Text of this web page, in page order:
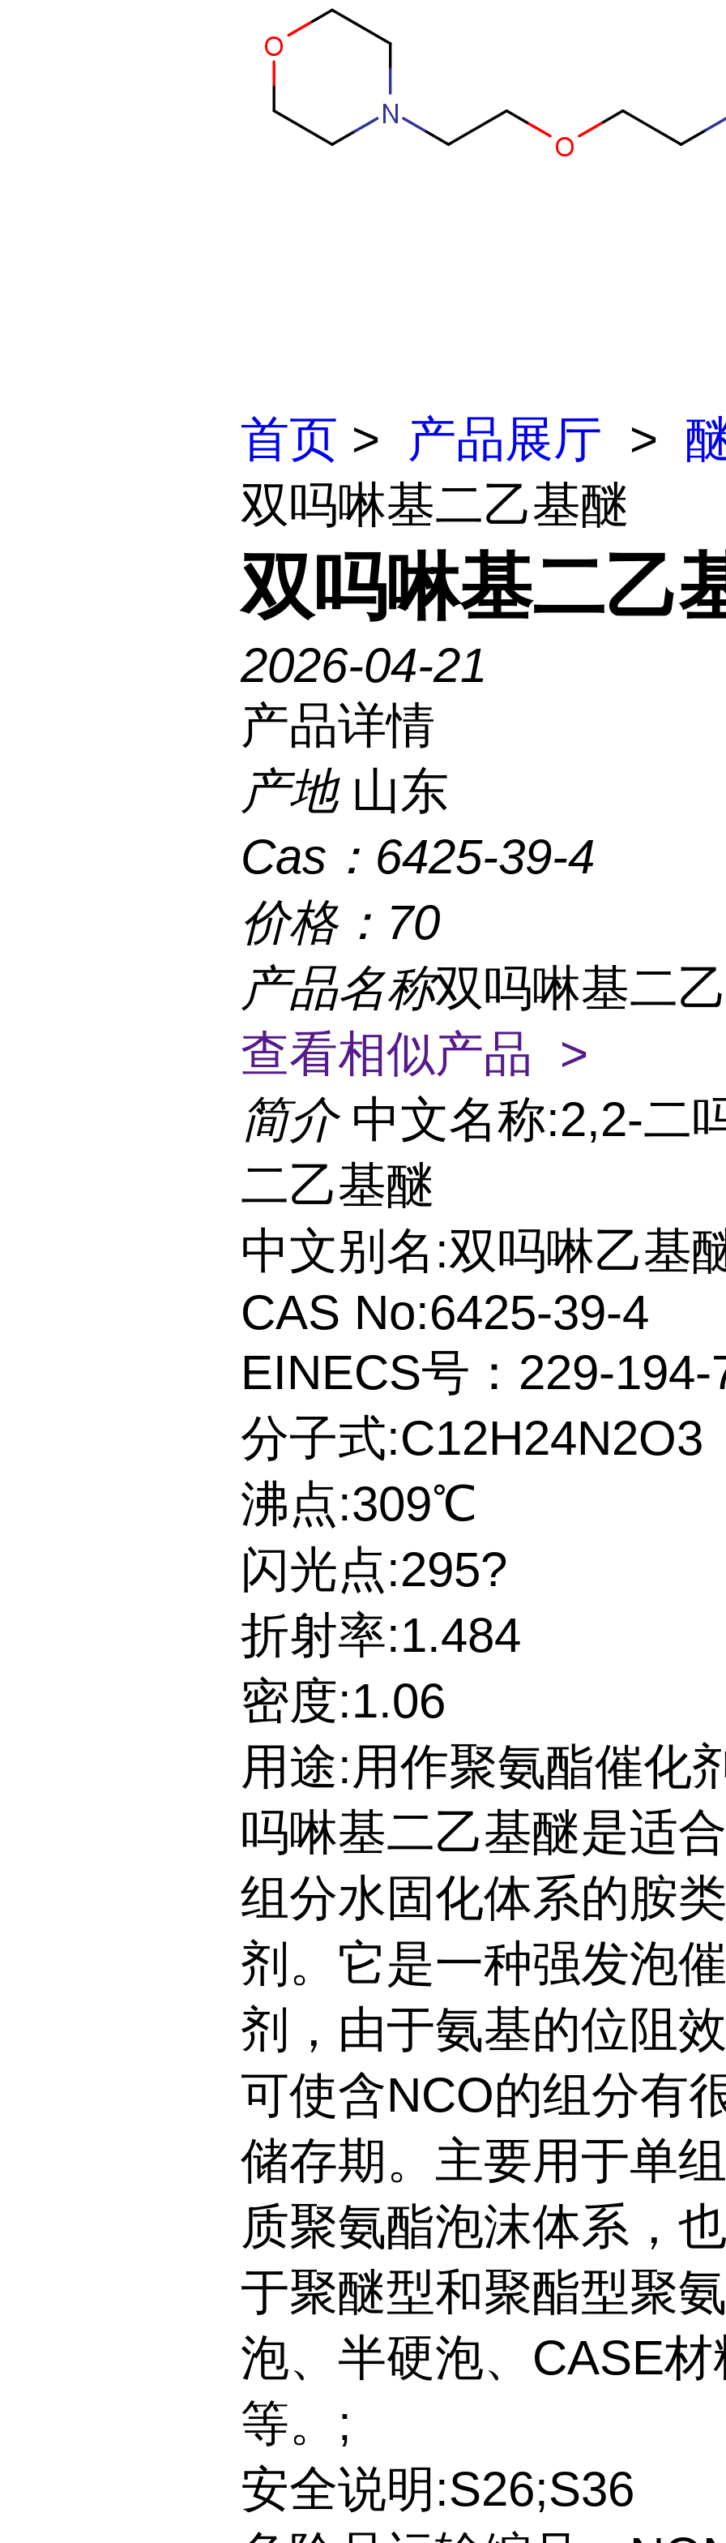
首页 > 产品展厅 >
双吗啉基二乙基醚
双吗啉基二乙
2026-04-21
产品详情
产地 山东
Cas： 6425-39-4
价格： 70
产品名称双吗啉基二
查看相似产品 >
简介 中文名称:2,2-二
二乙基醚
中文别名:双吗啉乙基
CAS No:6425-39-4
EINECS号：229-194-
分子式:C12H24N2O3
沸点:309℃
闪光点:295?
折射率:1.484
密度:1.06
用途:用作聚氨酯催化
吗啉基二乙基醚是适
组分水固化体系的胺
剂。它是一种强发泡
剂，由于氨基的位阻
可使含NCO的组分有
储存期。主要用于单
质聚氨酯泡沫体系，
于聚醚型和聚酯型聚
泡、半硬泡、CASE材
等。;
安全说明:S26;S36